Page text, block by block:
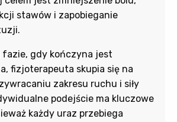
stawów i zapobieganie
fazie, gdy kończyna jest
fizjoterapeuta skupia się na
zakresu ruchu i siły
podejście ma kluczowe
każdy uraz przebiega